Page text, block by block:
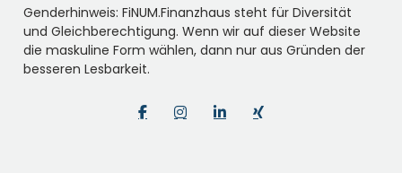
Genderhinweis: FiNUM.Finanzhaus steht für Diversität
und Gleichberechtigung. Wenn wir auf dieser Website
die maskuline Form wählen, dann nur aus Gründen der
besseren Lesbarkeit.